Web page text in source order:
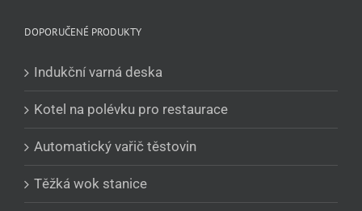
DOPORUČENÉ PRODUKTY
Indukční varná deska
Kotel na polévku pro restaurace
Automatický vařič těstovin
Těžká wok stanice
Кыргызча
O‘zbekcha